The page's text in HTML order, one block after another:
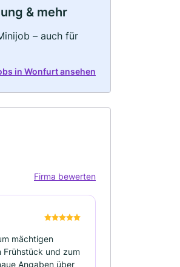
& mehr
– auch für
in Wonfurt ansehen
Firma bewerten
mächtigen
Frühstück und zum
Angaben über